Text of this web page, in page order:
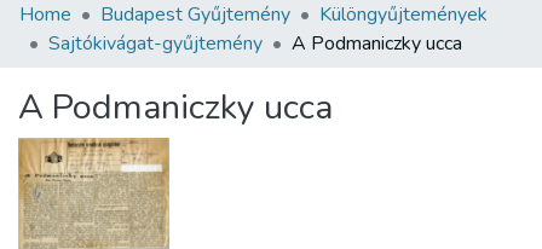
Communities & Collections
Statistics
About us
Home Budapest Gyűjtemény
Különgyűjtemények
Sajtókivágat-gyűjtemény
A Podmaniczky ucca
A Podmaniczky ucca